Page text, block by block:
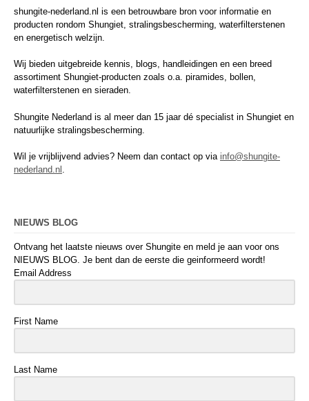
shungite-nederland.nl is een betrouwbare bron voor informatie en
producten rondom Shungiet, stralingsbescherming, waterfilterstenen
en energetisch welzijn.
Wij bieden uitgebreide kennis, blogs, handleidingen en een breed
assortiment Shungiet-producten zoals o.a. piramides, bollen,
waterfilterstenen en sieraden.
Shungite Nederland is al meer dan 15 jaar dé specialist in Shungiet en
natuurlijke stralingsbescherming.
Wil je vrijblijvend advies? Neem dan contact op via info@shungite-
nederland.nl .
NIEUWS BLOG
Ontvang het laatste nieuws over Shungite en meld je aan voor ons
NIEUWS BLOG. Je bent dan de eerste die geinformeerd wordt!
Email Address
First Name
Last Name